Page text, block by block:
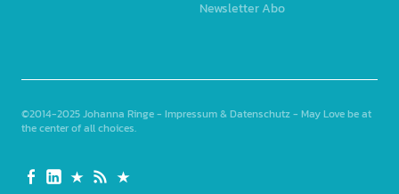
Newsletter Abo
©2014-2025Johanna Ringe- Impressum & Datenschutz- May Love be at
the center of all choices